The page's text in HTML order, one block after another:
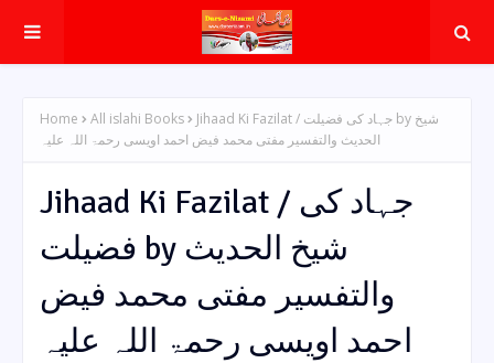
Home All islahi Books
Jihaad Ki Fazilat / جہاد کی فضیلت by شیخ
الحدیث والتفسیر مفتی محمد فیض احمد اویسی رحمۃ اللہ علیہ
Jihaad Ki Fazilat / جہاد کی
فضیلت by شیخ الحدیث
والتفسیر مفتی محمد فیض
احمد اویسی رحمۃ اللہ علیہ